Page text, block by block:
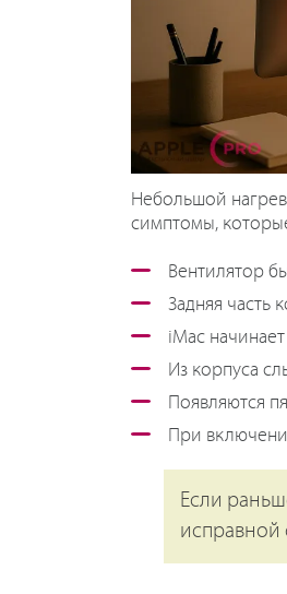
Небольшой
симптомы,
Вентилятор
Задняя часть
iMac
Из корпуса
Появляются
При
Если
исправной